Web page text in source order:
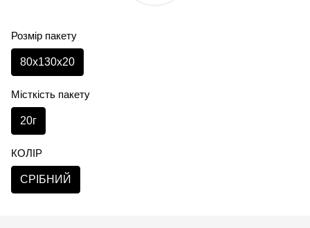
Розмір пакету
80х130х20
Місткість пакету
20г
КОЛІР
СРІБНИЙ